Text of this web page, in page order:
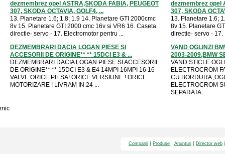
dezmembrez opel ASTRA,SKODA FABIA, PEUGEOT
307, SKODA OCTAVIA, GOLF4, ...
13. Planetare 1.6; 1.8; 1.9 14. Planetare GTI 2000cmc
8v 15. Planetare GTI 2000 cmc 16v si VR6 16. Caseta
directie- servo - 17. Electromotor pentru ...
dezmembrez opel
307, SKODA
13. Planetare 1.6;
8v 15. Planetare
directie- servo - 17.
DEZMEMBRARI DACIA LOGAN PIESE SI
ACCESORII DE ORIGINE** ** 15DCI E3 & ...
DEZMEMBRARI DACIA LOGAN PIESE SI ACCESORII
DE ORIGINE** ** 15DCI E3 & E4 14MPI 16MPI 16 16
VALVE ORICE PIESA! ORICE VERSIUNE ! ORICE
MOTORIZARE ! LIVRAM IN 24 ...
VAND OGLINZI
2003-2009,BMW
VAND STICLE
ELECTROCROM
CU BORDURA
ELECTROCROM
SEPARATA ...
mic
Companii Produse Anunturi Director web